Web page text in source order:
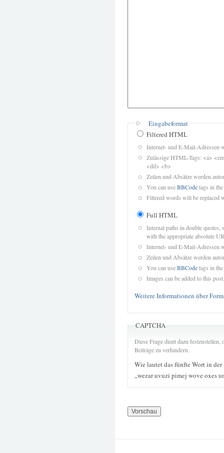
Eingabeformat
Filtered HTML
Internet- und E-Mail-Adressen
Zulässige HTML-Tags: <a>
<dd> <b>
Zeilen und Absätze werden
You can useBBCodetags in
Filtered words will be replaced
Full HTML
Internal paths in double quotes,
with the appropriate absolute
Internet- und E-Mail-Adressen
Zeilen und Absätze werden
You can useBBCodetags in
Images can be added to this post.
Weitere Informationen über
CAPTCHA
Diese Frage dient dazu
Beiträge zu verhindern.
Wie lautet das fünfte Wort in der
„wezar uvuzi pimej wove oxes